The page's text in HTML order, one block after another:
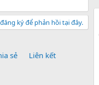
ký để phản hồi tại đây.
sẻ Liên kết